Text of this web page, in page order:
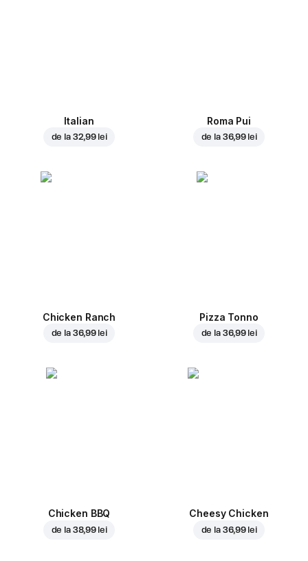
Italian
de la 32,99 lei
Roma Pui
de la 36,99 lei
Chicken Ranch
de la 36,99 lei
Pizza Tonno
de la 36,99 lei
Chicken BBQ
de la 38,99 lei
Cheesy Chicken
de la 36,99 lei